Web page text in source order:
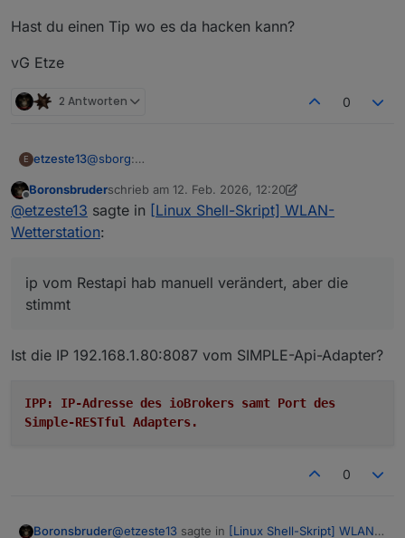
Hast du einen Tip wo es da hacken kann?
vG Etze
2 Antworten 0
E etzeste13@sborg:
funktioniert(e) bisher immer top. Habe aktuell
folgendes Thema:
Ich muss den IOB-Slave auf dem das skript läuft neu
aufsetzen.
-) Also neuer RasPi neu aufgesetzt,
neuen RasPi geändert;
-)./wetterstation.sh --debug
empfange ich die Daten nicht in den Objekten vom
Wenn ich die IP an der Wetterstation wieder auf den
bisher laufenden RasPi stelle, (läuft noch paralell)
aktualisiert....
vG Etze
Offline
Boronsbruderschrieb am 12. Feb. 2026, 12:20
zuletzt editiert von Boronsbruder
@etzeste13 sagte in [Linux Shell-Skript] WLAN-
Wetterstation:
ip vom Restapi hab manuell verändert, aber die
stimmt
Ist die IP 192.168.1.80:8087 vom SIMPLE-Api-Adapter?
IPP: IP-Adresse des ioBrokers samt Port des
Simple-RESTful Adapters.
0
Boronsbruder@etzeste13 sagte in [Linux Shell-Skript] WLAN-